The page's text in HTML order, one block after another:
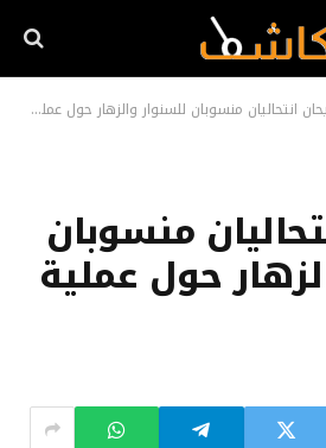
انتحاليان منسوبان للسنوار والزهار حول عملية “تل أبيب”
منسوبان
حول عملية